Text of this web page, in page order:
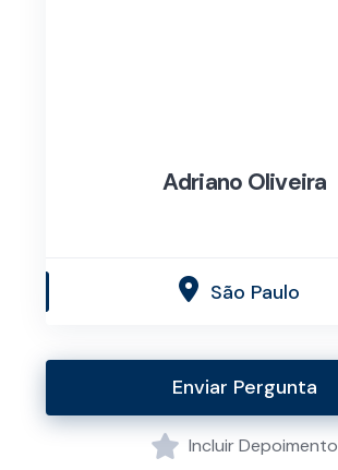
Adriano Oliveira
São Paulo
Enviar Pergunta
Incluir Depoimento